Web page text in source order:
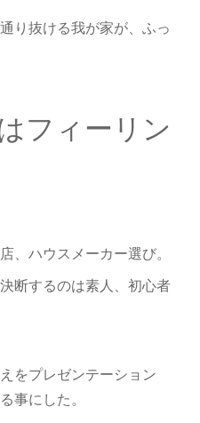
り抜ける我が家が、ふっ
フィーリン
、ハウスメーカー選び。
断するのは素人、初心者
をプレゼンテーション
事にした。